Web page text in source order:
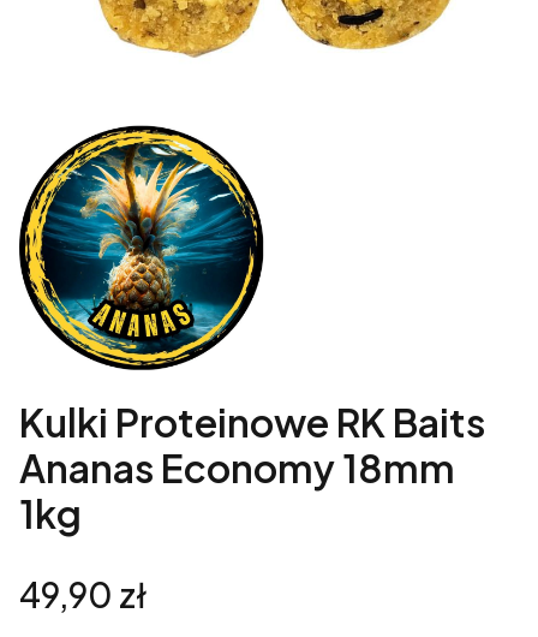
Kulki Proteinowe RK Baits
Ananas Economy 18mm
1kg
Cena
49,90 zł